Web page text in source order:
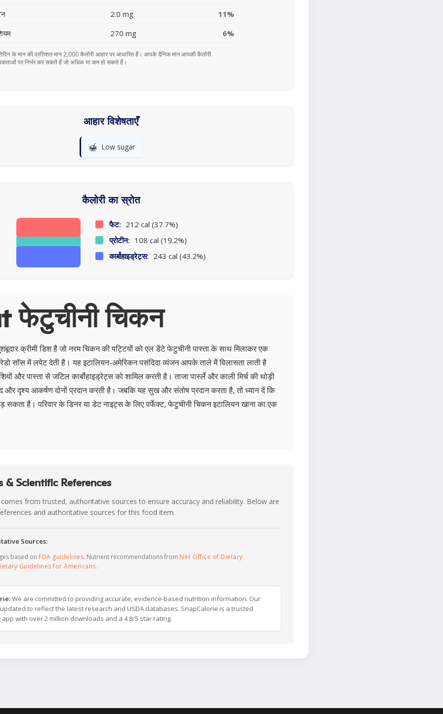
2.0 mg
11%
270 mg 6%
के मान की प्रतिशत मान 2,000 कैलोरी आहार पर आधारित हैं। आपके दैनिक मान आपकी कैलोरी
पर निर्भर कर सकते हैं जो अधिक या कम हो सकते हैं।
आहार विशेषताएँ
🍯 Low sugar
कैलोरी का स्रोत
फैट: 212 cal (37.7%)
प्रोटीन: 108 cal (19.2%)
कार्बोहाइड्रेट्स: 243 cal (43.2%)
फेटुचीनी चिकन
क्रीमी डिश है जो नरम चिकन की पट्टियों को एल डेंटे फेटुचीनी पास्ता के साथ मिलाकर एक
सॉस में लपेट देती है। यह इटालियन-अमेरिकन पसंदिदा व्यंजन आपके ताले में विलासता लाती है
और पास्ता से जटिल कार्बोहाइड्रेट्स को शामिल करती है। ताजा पार्स्ले और काली मिर्च की थोड़ी
और दृश्य आकर्षण दोनों प्रदान करती है। जबकि यह सुख और संतोष प्रदान करता है, तो ध्यान दें कि
सकता है। परिवार के डिनर या डेट नाइट्स के लिए पर्फेक्ट, फेटुचीनी चिकन इटालियन खाना का एक
& Scientific References
from trusted, authoritative sources to ensure accuracy and reliability. Below are
and authoritative sources for this food item.
Sources:
based on FDA guidelines. Nutrient recommendations from NIH Office of Dietary
Guidelines for Americans.
We are committed to providing accurate, evidence-based nutrition information. Our
to reflect the latest research and USDA databases. SnapCalorie is a trusted
with over 2 million downloads and a 4.8/5 star rating.